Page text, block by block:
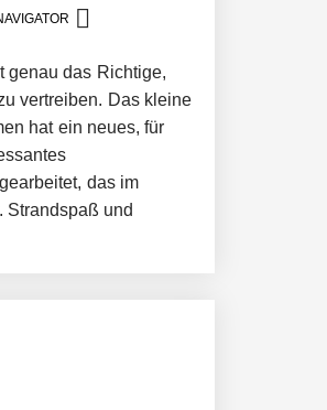
genau das Richtige,
vertreiben. Das kleine
hat ein neues, für
das im
Strandspaß und